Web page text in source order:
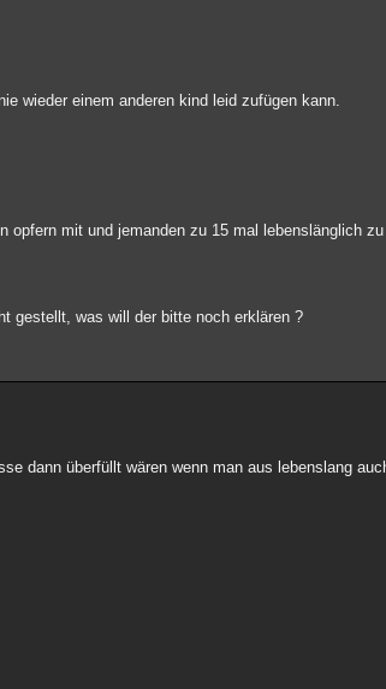
wieder einem anderen kind leid zufügen kann.
opfern mit und jemanden zu 15 mal lebenslänglich
gestellt, was will der bitte noch erklären ?
dann überfüllt wären wenn man aus lebenslang